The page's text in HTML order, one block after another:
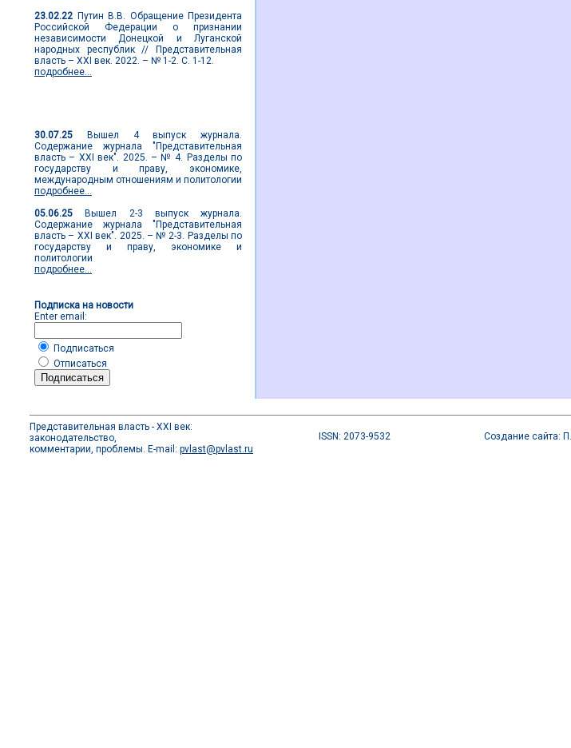
23.02.22 Путин В.В. Обращение Президента
Российской Федерации о признании
независимости Донецкой и Луганской
народных республик // Представительная
власть – XXI век. 2022. – № 1-2. С. 1-12.
подробнее...
30.07.25 Вышел 4 выпуск журнала.
Содержание журнала "Представительная
власть – XXI век". 2025. – № 4. Разделы по
государству и праву, экономике,
международным отношениям и политологии
подробнее...
05.06.25 Вышел 2-3 выпуск журнала.
Содержание журнала "Представительная
власть – XXI век". 2025. – № 2-3. Разделы по
государству и праву, экономике и
политологии
подробнее...
Подписка на новости
Enter email:
Подписаться
Отписаться
Представительная власть - XXI век:
законодательство,
комментарии, проблемы. E-mail: pvlast@pvlast.ru
ISSN: 2073-9532 Создание сайта: